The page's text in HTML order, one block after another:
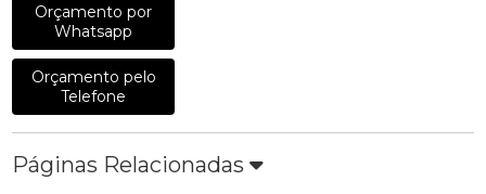
Orçamento por
Whatsapp
Orçamento pelo
Telefone
Páginas Relacionadas